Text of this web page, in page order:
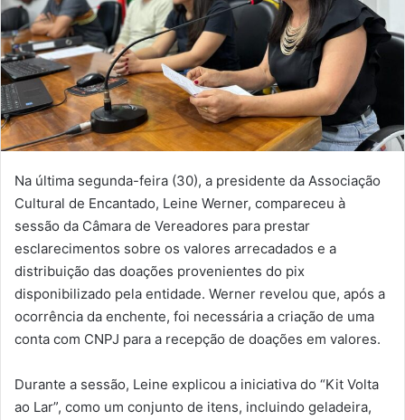
Na última segunda-feira (30), a presidente da Associação
Cultural de Encantado, Leine Werner, compareceu à
sessão da Câmara de Vereadores para prestar
esclarecimentos sobre os valores arrecadados e a
distribuição das doações provenientes do pix
disponibilizado pela entidade. Werner revelou que, após a
ocorrência da enchente, foi necessária a criação de uma
conta com CNPJ para a recepção de doações em valores.
Durante a sessão, Leine explicou a iniciativa do “Kit Volta
ao Lar”, como um conjunto de itens, incluindo geladeira,